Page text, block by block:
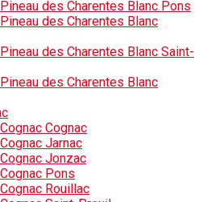
des Charentes Blanc Pons
des Charentes Blanc
des Charentes Blanc Saint-
des Charentes Blanc
Cognac
Jarnac
Jonzac
Pons
Rouillac